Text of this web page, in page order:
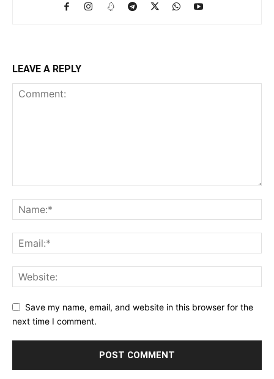
LEAVE A REPLY
Save my name, email, and website in this browser for the
next time I comment.